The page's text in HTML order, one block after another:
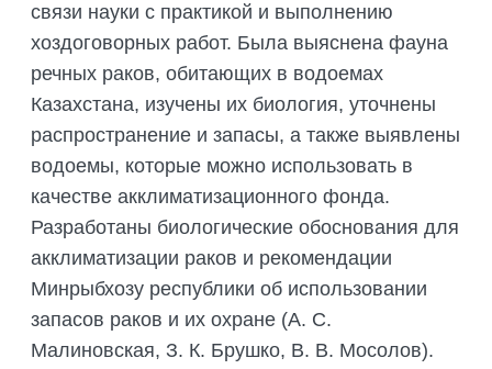
связи науки с практикой и выполнению
хоздоговорных работ. Была выяснена фауна
речных раков, обитающих в водоемах
Казахстана, изучены их биология, уточнены
распространение и запасы, а также выявлены
водоемы, которые можно использовать в
качестве акклиматизационного фонда.
Разработаны биологические обоснования для
акклиматизации раков и рекомендации
Минрыбхозу республики об использовании
запасов раков и их охране (А. С.
Малиновская, З. К. Брушко, В. В. Мосолов).